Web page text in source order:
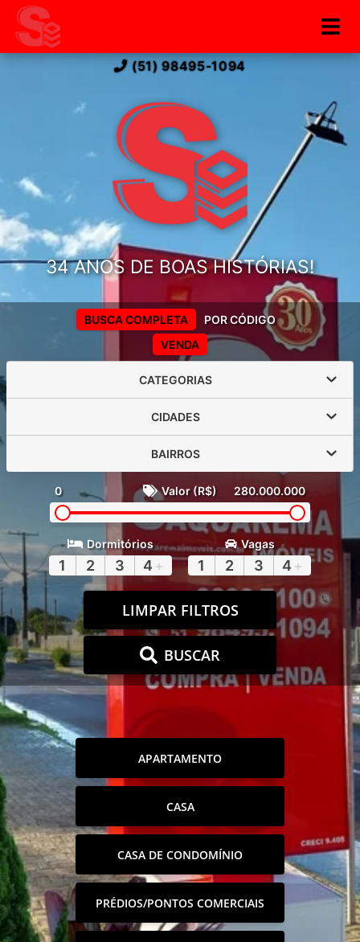
(51) 98495-1094
34 ANOS DE BOAS HISTÓRIAS!
VENDA
BUSCA COMPLETA POR CÓDIGO
CATEGORIAS
CIDADES
BAIRROS
0 Valor (R$) 280.000.000
Dormitórios
1 2 3 4 +
Vagas
1 2 3 4 +
LIMPAR FILTROS
BUSCAR
APARTAMENTO
CASA
CASA DE CONDOMÍNIO
PRÉDIOS/PONTOS COMERCIAIS